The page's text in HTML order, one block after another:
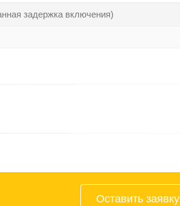
задержка включения)
Оставить заявку